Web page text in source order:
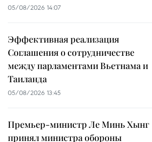
05/08/2026 14:07
Эффективная реализация
Соглашения о сотрудничестве
между парламентами Вьетнама и
Таиланда
05/08/2026 13:45
Премьер-министр Ле Минь Хынг
принял министра обороны